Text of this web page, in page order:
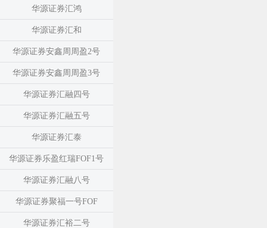
华源证券汇鸿
华源证券汇和
华源证券安鑫周周盈2号
华源证券安鑫周周盈3号
华源证券汇融四号
华源证券汇融五号
华源证券汇泰
华源证券乐盈红瑞FOF1号
华源证券汇融八号
华源证券聚福一号FOF
华源证券汇裕二号